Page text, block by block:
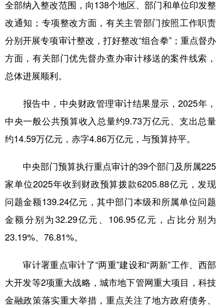
公益 一带一路 亚太网 上市公司
文化产业
地方频道
辽宁 吉林 上海 江苏
浙江 安徽 福建 江西
广东 广西 海南 重庆
四川 贵州 云南 西藏
陕西 甘肃 青海 宁夏
多语种频道
English Español Français عربى
全部纳入整改范围，向138个地区、部门和单位印发整
改通知；专项整改方面，有关主管部门按照工作职责
分别开展专项审计整改，打好整改“组合拳”；重点督办
方面，有关部门优先督办查办审计移送的案件线索，
总体进展顺利。
报告中，中央财政管理审计结果显示，2025年，
中央一般公共预算收入总量约9.73万亿元、支出总量
约14.59万亿元，赤字4.86万亿元，与预算持平。
中央部门预算执行重点审计的39个部门及所属225
家单位2025年收到财政预算拨款6205.88亿元，发现
问题金额139.24亿元，其中部门本级和所属单位问题
金额分别为32.29亿元、106.95亿元，占比分别为
23.19%、76.81%。
审计署重点审计了“两重”建设和“两新”工作、西部
大开发等2项重大战略，城市地下管网重大项目，科技
金融政策落实重大举措，重点关注了地方政府债务、